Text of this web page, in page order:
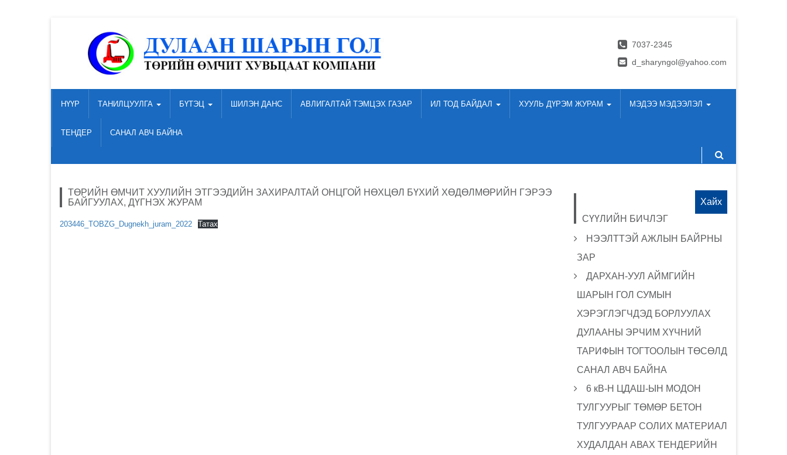
7037-2345
d_sharyngol@yahoo.com
НҮҮР ТАНИЛЦУУЛГА БҮТЭЦ ШИЛЭН ДАНС АВЛИГАЛТАЙ ТЭМЦЭХ ГАЗАР ИЛ ТОД БАЙДАЛ ХУУЛЬ ДҮРЭМ ЖУРАМ МЭДЭЭ МЭДЭЭЛЭЛ
ТЕНДЕР САНАЛ АВЧ БАЙНА
ТӨРИЙН ӨМЧИТ ХУУЛИЙН ЭТГЭЭДИЙН ЗАХИРАЛТАЙ ОНЦГОЙ НӨХЦӨЛ БҮХИЙ ХӨДӨЛМӨРИЙН ГЭРЭЭ
БАЙГУУЛАХ, ДҮГНЭХ ЖУРАМ
203446_TOBZG_Dugnekh_juram_2022 Татах
СҮҮЛИЙН БИЧЛЭГ
НЭЭЛТТЭЙ АЖЛЫН БАЙРНЫ
ЗАР
ДАРХАН-УУЛ АЙМГИЙН
ШАРЫН ГОЛ СУМЫН
ХЭРЭГЛЭГЧДЭД БОРЛУУЛАХ
ДУЛААНЫ ЭРЧИМ ХҮЧНИЙ
ТАРИФЫН ТОГТООЛЫН ТӨСӨЛД
САНАЛ АВЧ БАЙНА
6 кВ-Н ЦДАШ-ЫН МОДОН
ТУЛГУУРЫГ ТӨМӨР БЕТОН
ТУЛГУУРААР СОЛИХ МАТЕРИАЛ
ХУДАЛДАН АВАХ ТЕНДЕРИЙН